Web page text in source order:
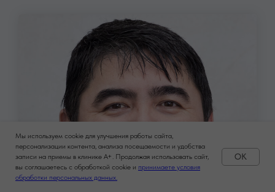
Мы используем cookie для улучшения работы сайта,
персонализации контента, анализа посещаемости и удобства
записи на приемы в клинике A+. Продолжая использовать сайт,
вы соглашаетесь с обработкой cookie и принимаете условия
обработки персональных данных.
OK
Задать вопрос